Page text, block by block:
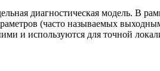
диагностическая модель. В
(часто называемых
и используются для точной